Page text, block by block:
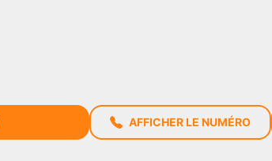
AFFICHER LE NUMÉRO